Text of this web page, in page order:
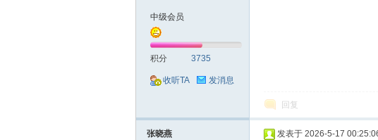
中级会员
积分 3735
收听TA 发消息
回复
张晓燕 发表于 2026-5-17